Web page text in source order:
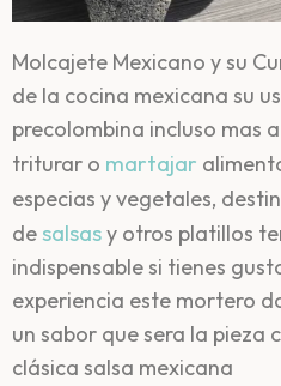
Molcajete Mexicano y su
de la cocina mexicana su
precolombina incluso mas
triturar o martajar
especias y vegetales,
desalsasy otros platillos
indispensable si tienes
experiencia este mortero
un sabor que sera la pieza
clásica salsa mexicana